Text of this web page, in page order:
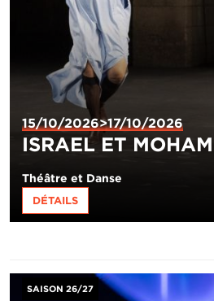
15/10/2026>17/10/2026
ISRAEL ET
Théâtre et Danse
DÉTAILS
SAISON 26/27